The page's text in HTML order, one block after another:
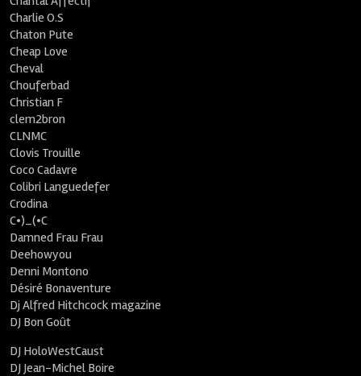
Charlie O.S
Chaton Pute
Cheap Love
Cheval
Chouferbad
Christian F
clem2bron
CLNMC
Clovis Trouille
Coco Cadavre
Colibri Languedefer
Crodina
C•)_(•C
Damned Frau Frau
Deehowyou
Denni Montono
Désiré Bonaventure
Dj Alfred Hitchcock magazine
DJ Bon Goût
DJ HoloWestCaust
DJ Jean-Michel Boire